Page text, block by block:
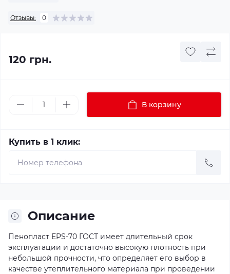
Отзывы: 0
120 грн.
В корзину
Купить в 1 клик:
Описание
Пенопласт EPS-70 ГОСТ имеет длительный срок
эксплуатации и достаточно высокую плотность при
небольшой прочности, что определяет его выбор в
качестве утеплительного материала при проведении